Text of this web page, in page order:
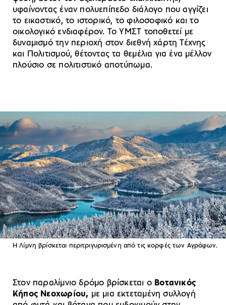
υφαίνοντας έναν πολυεπίπεδο διάλογο που αγγίζει
το εικαστικό, το ιστορικό, το φιλοσοφικό και το
οικολογικό ενδιαφέρον. Το ΥΜΣΤ τοποθετεί με
δυναμισμό την περιοχή στον διεθνή χάρτη Τέχνης
και Πολιτισμού, θέτοντας τα θεμέλια για ένα μέλλον
πλούσιο σε πολιτιστικό αποτύπωμα.
Η Λίμνη βρίσκεται περιτριγυρισμένη από τις κορφές των Αγράφων.
Στον παραλίμνιο δρόμο βρίσκεται ο Βοτανικός
Κήπος Νεοχωρίου, με μια εκτεταμένη συλλογή